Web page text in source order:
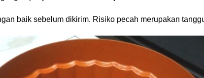
baik sebelum dikirim. Risiko pecah merupakan